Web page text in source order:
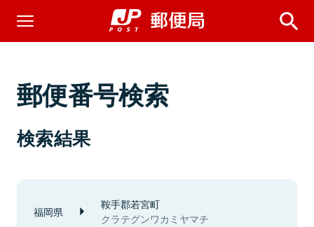
郵便番号検索
検索結果
福岡県 鞍手郡若宮町
クラテグンワカミヤマチ